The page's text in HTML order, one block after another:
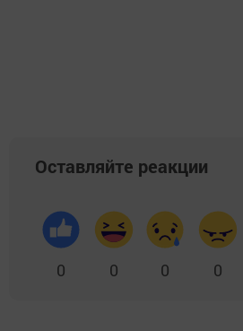
Оставляйте реакции
0 0 0 0